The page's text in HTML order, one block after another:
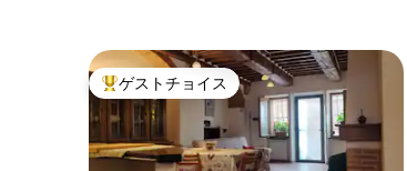
大好評のゲストチョイスです。
ゲストチョイス